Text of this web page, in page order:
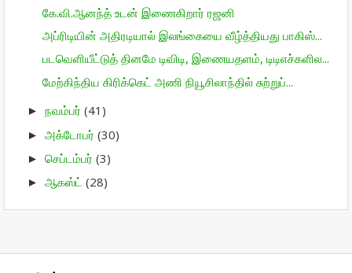
கே.வி.ஆனந்த் உடன் இணைகிறார் ரஜனி
அப்ரிடியின் அதிரடியால் இலங்கையை வீழ்த்தியது பாகிஸ்...
படவெளியீட்டுத் தினமே டிவிடி, இணையதளம், டிடிஎச்களில...
மேற்கிந்திய கிரிக்கெட் அணி நியூசிலாந்தில் சுற்றுப்...
► நவம்பர் (41)
► அக்டோபர் (30)
► செப்டம்பர் (3)
► ஆகஸ்ட் (28)